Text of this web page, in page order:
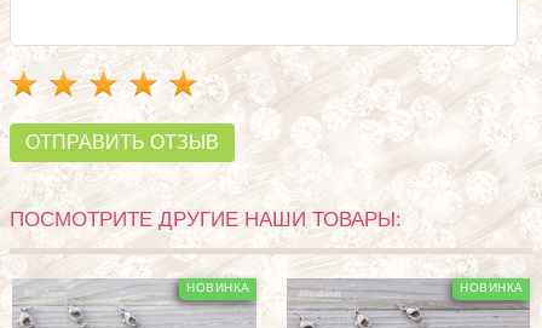
ОТПРАВИТЬ ОТЗЫВ
ПОСМОТРИТЕ ДРУГИЕ НАШИ ТОВАРЫ: